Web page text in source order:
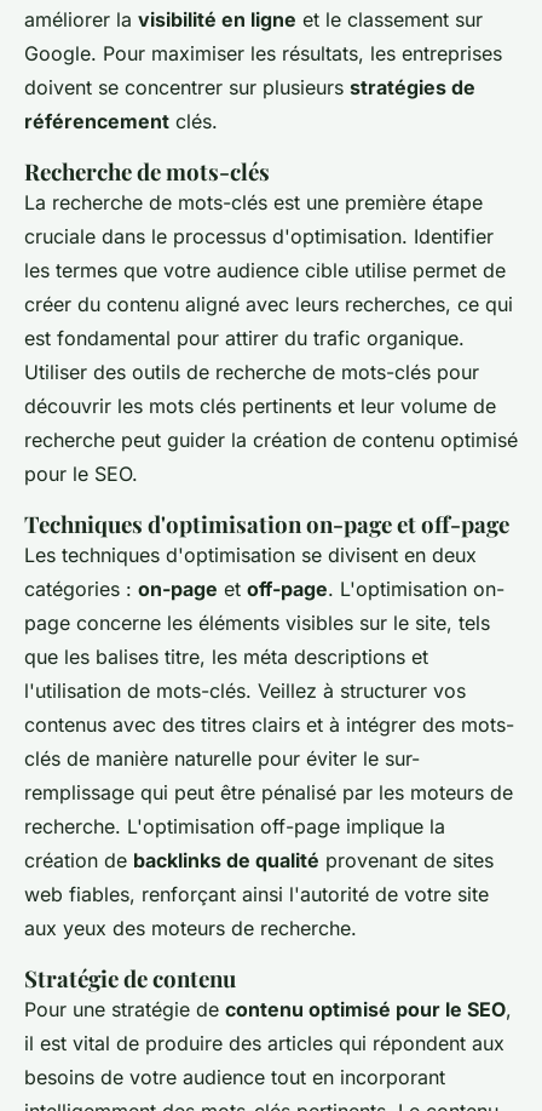
améliorer la visibilité en ligne et le classement sur
Google. Pour maximiser les résultats, les entreprises
doivent se concentrer sur plusieurs stratégies de
référencement clés.
Recherche de mots-clés
La recherche de mots-clés est une première étape
cruciale dans le processus d'optimisation. Identifier
les termes que votre audience cible utilise permet de
créer du contenu aligné avec leurs recherches, ce qui
est fondamental pour attirer du trafic organique.
Utiliser des outils de recherche de mots-clés pour
découvrir les mots clés pertinents et leur volume de
recherche peut guider la création de contenu optimisé
pour le SEO.
Techniques d'optimisation on-page et off-page
Les techniques d'optimisation se divisent en deux
catégories : on-page et off-page. L'optimisation on-
page concerne les éléments visibles sur le site, tels
que les balises titre, les méta descriptions et
l'utilisation de mots-clés. Veillez à structurer vos
contenus avec des titres clairs et à intégrer des mots-
clés de manière naturelle pour éviter le sur-
remplissage qui peut être pénalisé par les moteurs de
recherche. L'optimisation off-page implique la
création de backlinks de qualité provenant de sites
web fiables, renforçant ainsi l'autorité de votre site
aux yeux des moteurs de recherche.
Stratégie de contenu
Pour une stratégie de contenu optimisé pour le SEO,
il est vital de produire des articles qui répondent aux
besoins de votre audience tout en incorporant